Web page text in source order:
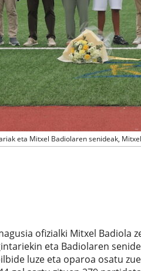
eta Mitxel Badiolaren senideak,
ofizialki Mitxel Badiola
eta Badiolaren
luze eta oparoa osatu